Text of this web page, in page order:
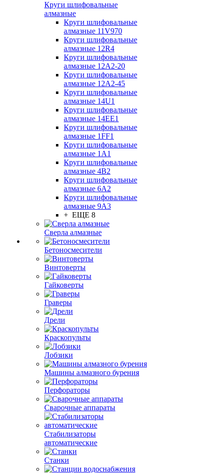
Круги шлифовальные
алмазные
Круги шлифовальные
алмазные 11V970
Круги шлифовальные
алмазные 12R4
Круги шлифовальные
алмазные 12А2-20
Круги шлифовальные
алмазные 12А2-45
Круги шлифовальные
алмазные 14U1
Круги шлифовальные
алмазные 14ЕЕ1
Круги шлифовальные
алмазные 1FF1
Круги шлифовальные
алмазные 1А1
Круги шлифовальные
алмазные 4В2
Круги шлифовальные
алмазные 6A2
Круги шлифовальные
алмазные 9А3
+ ЕЩЕ 8
Сверла алмазные
Бетоносмесители
Винтоверты
Гайковерты
Граверы
Дрели
Краскопульты
Лобзики
Машины алмазного бурения
Перфораторы
Сварочные аппараты
Стабилизаторы
автоматические
Станки